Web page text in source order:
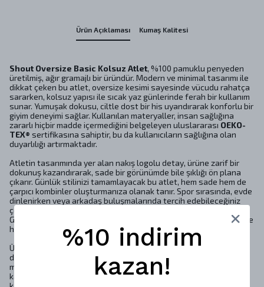
Ürün Açıklaması Kumaş Kalitesi
Shout Oversize Basic Kolsuz Atlet, %100 pamuklu penyeden
üretilmiş, ağır gramajlı bir üründür. Modern ve minimal tasarımı ile
dikkat çeken bu atlet, oversize kesimi sayesinde vücudu rahatça
sararken, kolsuz yapısı ile sıcak yaz günlerinde ferah bir kullanım
sunar. Yumuşak dokusu, ciltle dost bir his uyandırarak konforlu bir
giyim deneyimi sağlar. Kullanılan materyaller, insan sağlığına
zararlı hiçbir madde içermediğini belgeleyen uluslararası OEKO-
TEX® sertifikasına sahiptir, bu da kullanıcıların sağlığına olan
duyarlılığı artırmaktadır.
Atletin tasarımında yer alan nakış logolu detay, ürüne zarif bir
dokunuş kazandırarak, sade bir görünümde bile şıklığı ön plana
çıkarır. Günlük stilinizi tamamlayacak bu atlet, hem sade hem de
çarpıcı kombinler oluşturmanıza olanak tanır. Spor sırasında, evde
dinlenirken veya arkadaş buluşmalarında tercih edebileceğiniz
çok yönlü bir parçadır. Farklı renk seçenekleri (Siyah, Beyaz, Bej,
Gri, Lime Cream) ve geniş beden aralığı (XS, S, M, L, XL, 2XL, 3XL) ile
herkesin rahatça giyebileceği bir alternatif sunmaktadır.
Ürünün uzun ömürlü olmasını sağlamak için bakım talimatlarına
dikkat edilmesi önemlidir. Makinada hassas yıkama, düşük hızda
merdaneli yıkama ve 110ºC'de ütüleme gibi öneriler, giysinin
kalitesini korumaya yardımcı olur. Beyazlatıcı kullanmaktan
%10 indirim
kazan!